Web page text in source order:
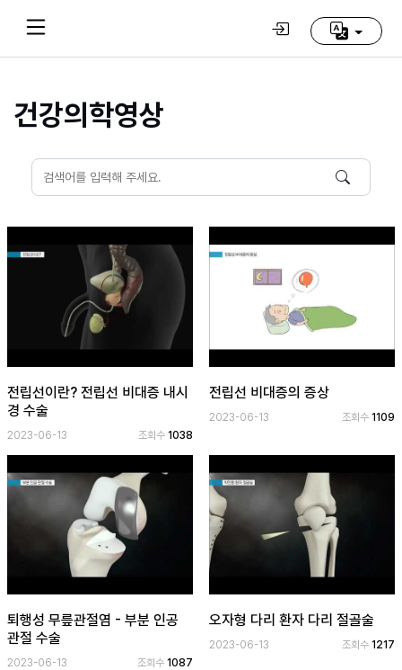
(current)
동
신
학
영
상
공
개
과
십
정
건강의학영상
전립선이란? 전립선 비대증 내시
경 수술
2023-06-13 조회수1038
전립선 비대증의 증상
2023-06-13 조회수 1109
퇴행성 무릎관절염 - 부분 인공
관절 수술
2023-06-13 조회수1087
오자형 다리 환자 다리 절골술
2023-06-13 조회수 1217